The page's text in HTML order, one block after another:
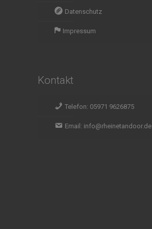
Datenschutz
Impressum
Kontakt
Telefon: 05971 9626875
Email: info@rheinetandoor.de